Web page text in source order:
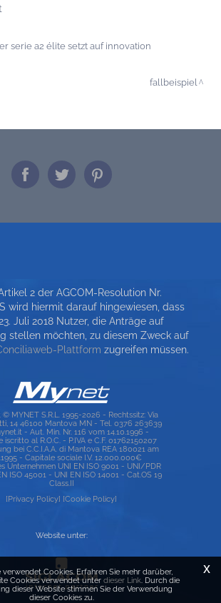
serie a2 élite setzt auf innovation
fallbeispiel
SUCHANFRAGEN
2 der AGCOM-Resolution Nr.
wird hiermit darauf hingewiesen, dass
Juli 2018 Nutzer, die Anträge auf
stellen möchten, zu diesem Zweck auf
Plattform zugreifen müssen.
MYNET S.R.L. 1995-2026 - Rechtssitz: Via
14 46100 Mantova MN - Tel. 0376 263639
- Aut. Min. Nr. 116 vom 14.10.1996 -
iscritto al R.O.C. - P.IVA e C.F. 01762150207
bei C.C.I.A.A. di Mantova REA 180021 am
- Capitale sociale I.V. 12.000.000€
Unternehmen UNI EN ISO 9001 - UNI/PDR
ISO 45001 - UNI EN ISO 14001 - Cat.OS 19
Class.II
[Privacy Policy] [Cookie Policy]
x
verwendet Cookies. Erfahren Sie mehr darüber,
Cookies verwendet unter dieser Link. Durch die
dieser Website stimmen Sie der Verwendung
dieser Cookies zu.
Website unter: